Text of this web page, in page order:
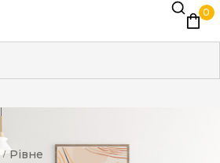
0
/ Рівне